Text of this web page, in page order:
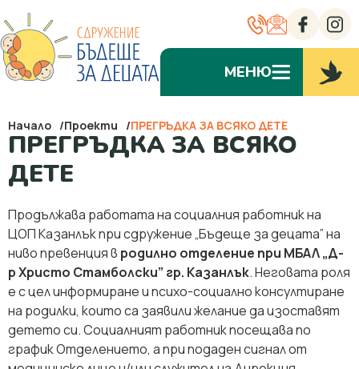
МЕНЮ
Начало Проекти ПРЕГРЪДКА ЗА ВСЯКО ДЕТЕ
ПРЕГРЪДКА ЗА ВСЯКО
ДЕТЕ
Продължава работата на социалния работник на
ЦОП Казанлък при сдружение „Бъдеще за децата” на
ниво превенция в родилно отделение при МБАЛ „Д-
р Христо Стамболски” гр. Казанлък. Неговата роля
е с цел информиране и психо-социално консултиране
на родилки, които са заявили желание да изоставят
детето си. Социалният работник посещава по
график Отделението, а при подаден сигнал от